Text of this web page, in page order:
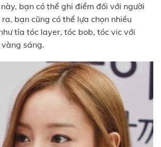
bạn có thể ghi điểm đối với người
bạn cũng có thể lựa chọn nhiều
tỉa tóc layer, tóc bob, tóc vic với
sáng.